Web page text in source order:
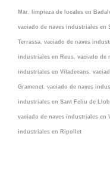
Mar, limpieza de locales en
vaciado de naves industriales en
Terrassa, vaciado de naves
industriales en Reus, vaciado de
industriales en Viladecans,
Gramenet, vaciado de naves
industriales en Sant Feliu de
vaciado de naves industriales en
industriales en Ripollet